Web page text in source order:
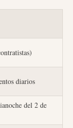
diarios
del 2 de